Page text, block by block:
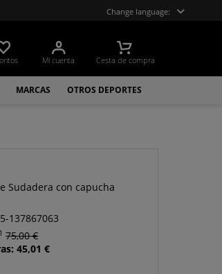
Change language:
Mi cuenta Cesta de compra
MARCAS OTROS DEPORTES
Sudadera con capucha
137867063
1 75,00 €
45,01 €